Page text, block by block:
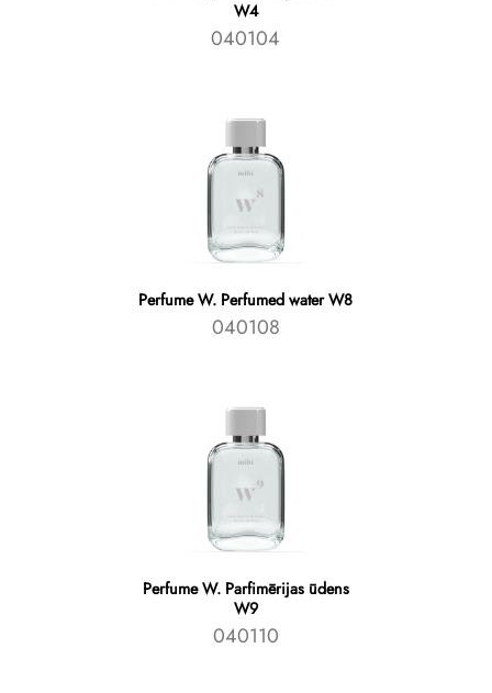
W4
040104
Perfume W. Perfumed water W8
040108
Perfume W. Parfimērijas ūdens
W9
040110